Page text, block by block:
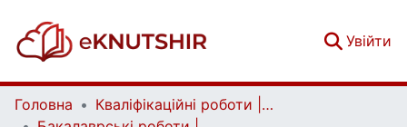
Увійти
Головна
Кваліфікаційні роботи | Qualifying works